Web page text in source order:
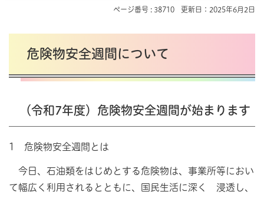
ページ番号 : 38710 更新日：2025年6月2日
危険物安全週間について
（令和7年度）危険物安全週間が始まります
1 危険物安全週間とは
今日、石油類をはじめとする危険物は、事業所等におい
て幅広く利用されるとともに、国民生活に深く 浸透し、